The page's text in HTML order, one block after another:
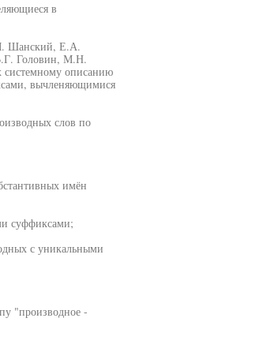
в
Шанский, Е.А.
Головин, М.Н.
системному описанию
вычленяющимися
слов по
имён
суффиксами;
с уникальными
"производное -